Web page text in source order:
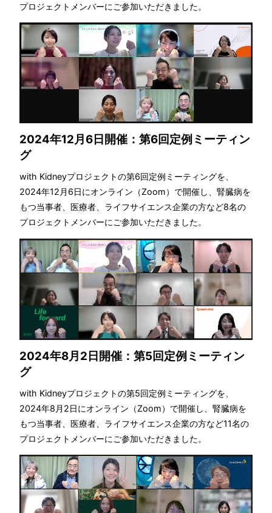
プロジェクトメンバーにご参加いただきました。
2024年12月6日開催：第6回定例ミーティン
グ
with Kidneyプロジェクトの第6回定例ミーティングを、
2024年12月6日にオンライン（Zoom）で開催し、腎臓病を
もつ当事者、医療者、ライフサイエンス企業の方など8名の
プロジェクトメンバーにご参加いただきました。
2024年8月2日開催：第5回定例ミーティン
グ
with Kidneyプロジェクトの第5回定例ミーティングを、
2024年8月2日にオンライン（Zoom）で開催し、腎臓病を
もつ当事者、医療者、ライフサイエンス企業の方など11名の
プロジェクトメンバーにご参加いただきました。